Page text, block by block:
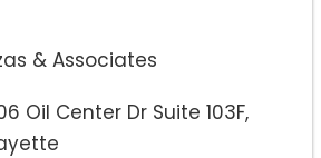
& Associates
Oil Center Dr Suite 103F,